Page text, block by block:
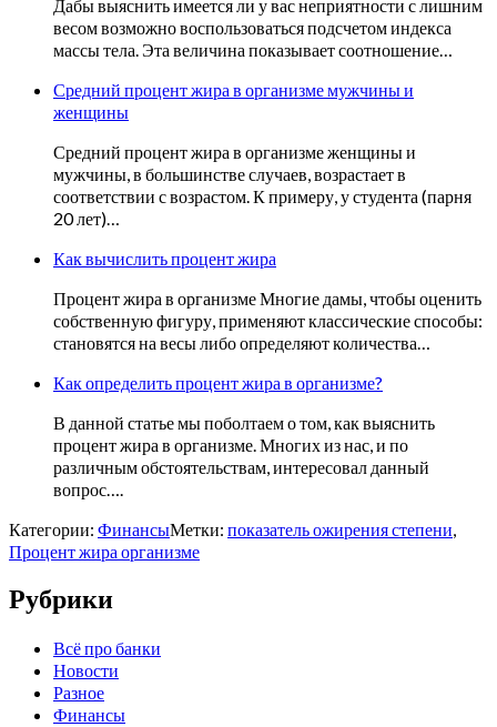
Дабы выяснить имеется ли у вас неприятности с лишним
весом возможно воспользоваться подсчетом индекса
массы тела. Эта величина показывает соотношение…
Средний процент жира в организме мужчины и
женщины
Средний процент жира в организме женщины и
мужчины, в большинстве случаев, возрастает в
соответствии с возрастом. К примеру, у студента (парня
20 лет)…
Как вычислить процент жира
Процент жира в организме Многие дамы, чтобы оценить
собственную фигуру, применяют классические способы:
становятся на весы либо определяют количества…
Как определить процент жира в организме?
В данной статье мы поболтаем о том, как выяснить
процент жира в организме. Многих из нас, и по
различным обстоятельствам, интересовал данный
вопрос….
Категории: ФинансыМетки: показатель ожирения степени,
Процент жира организме
Рубрики
Всё про банки
Новости
Разное
Финансы